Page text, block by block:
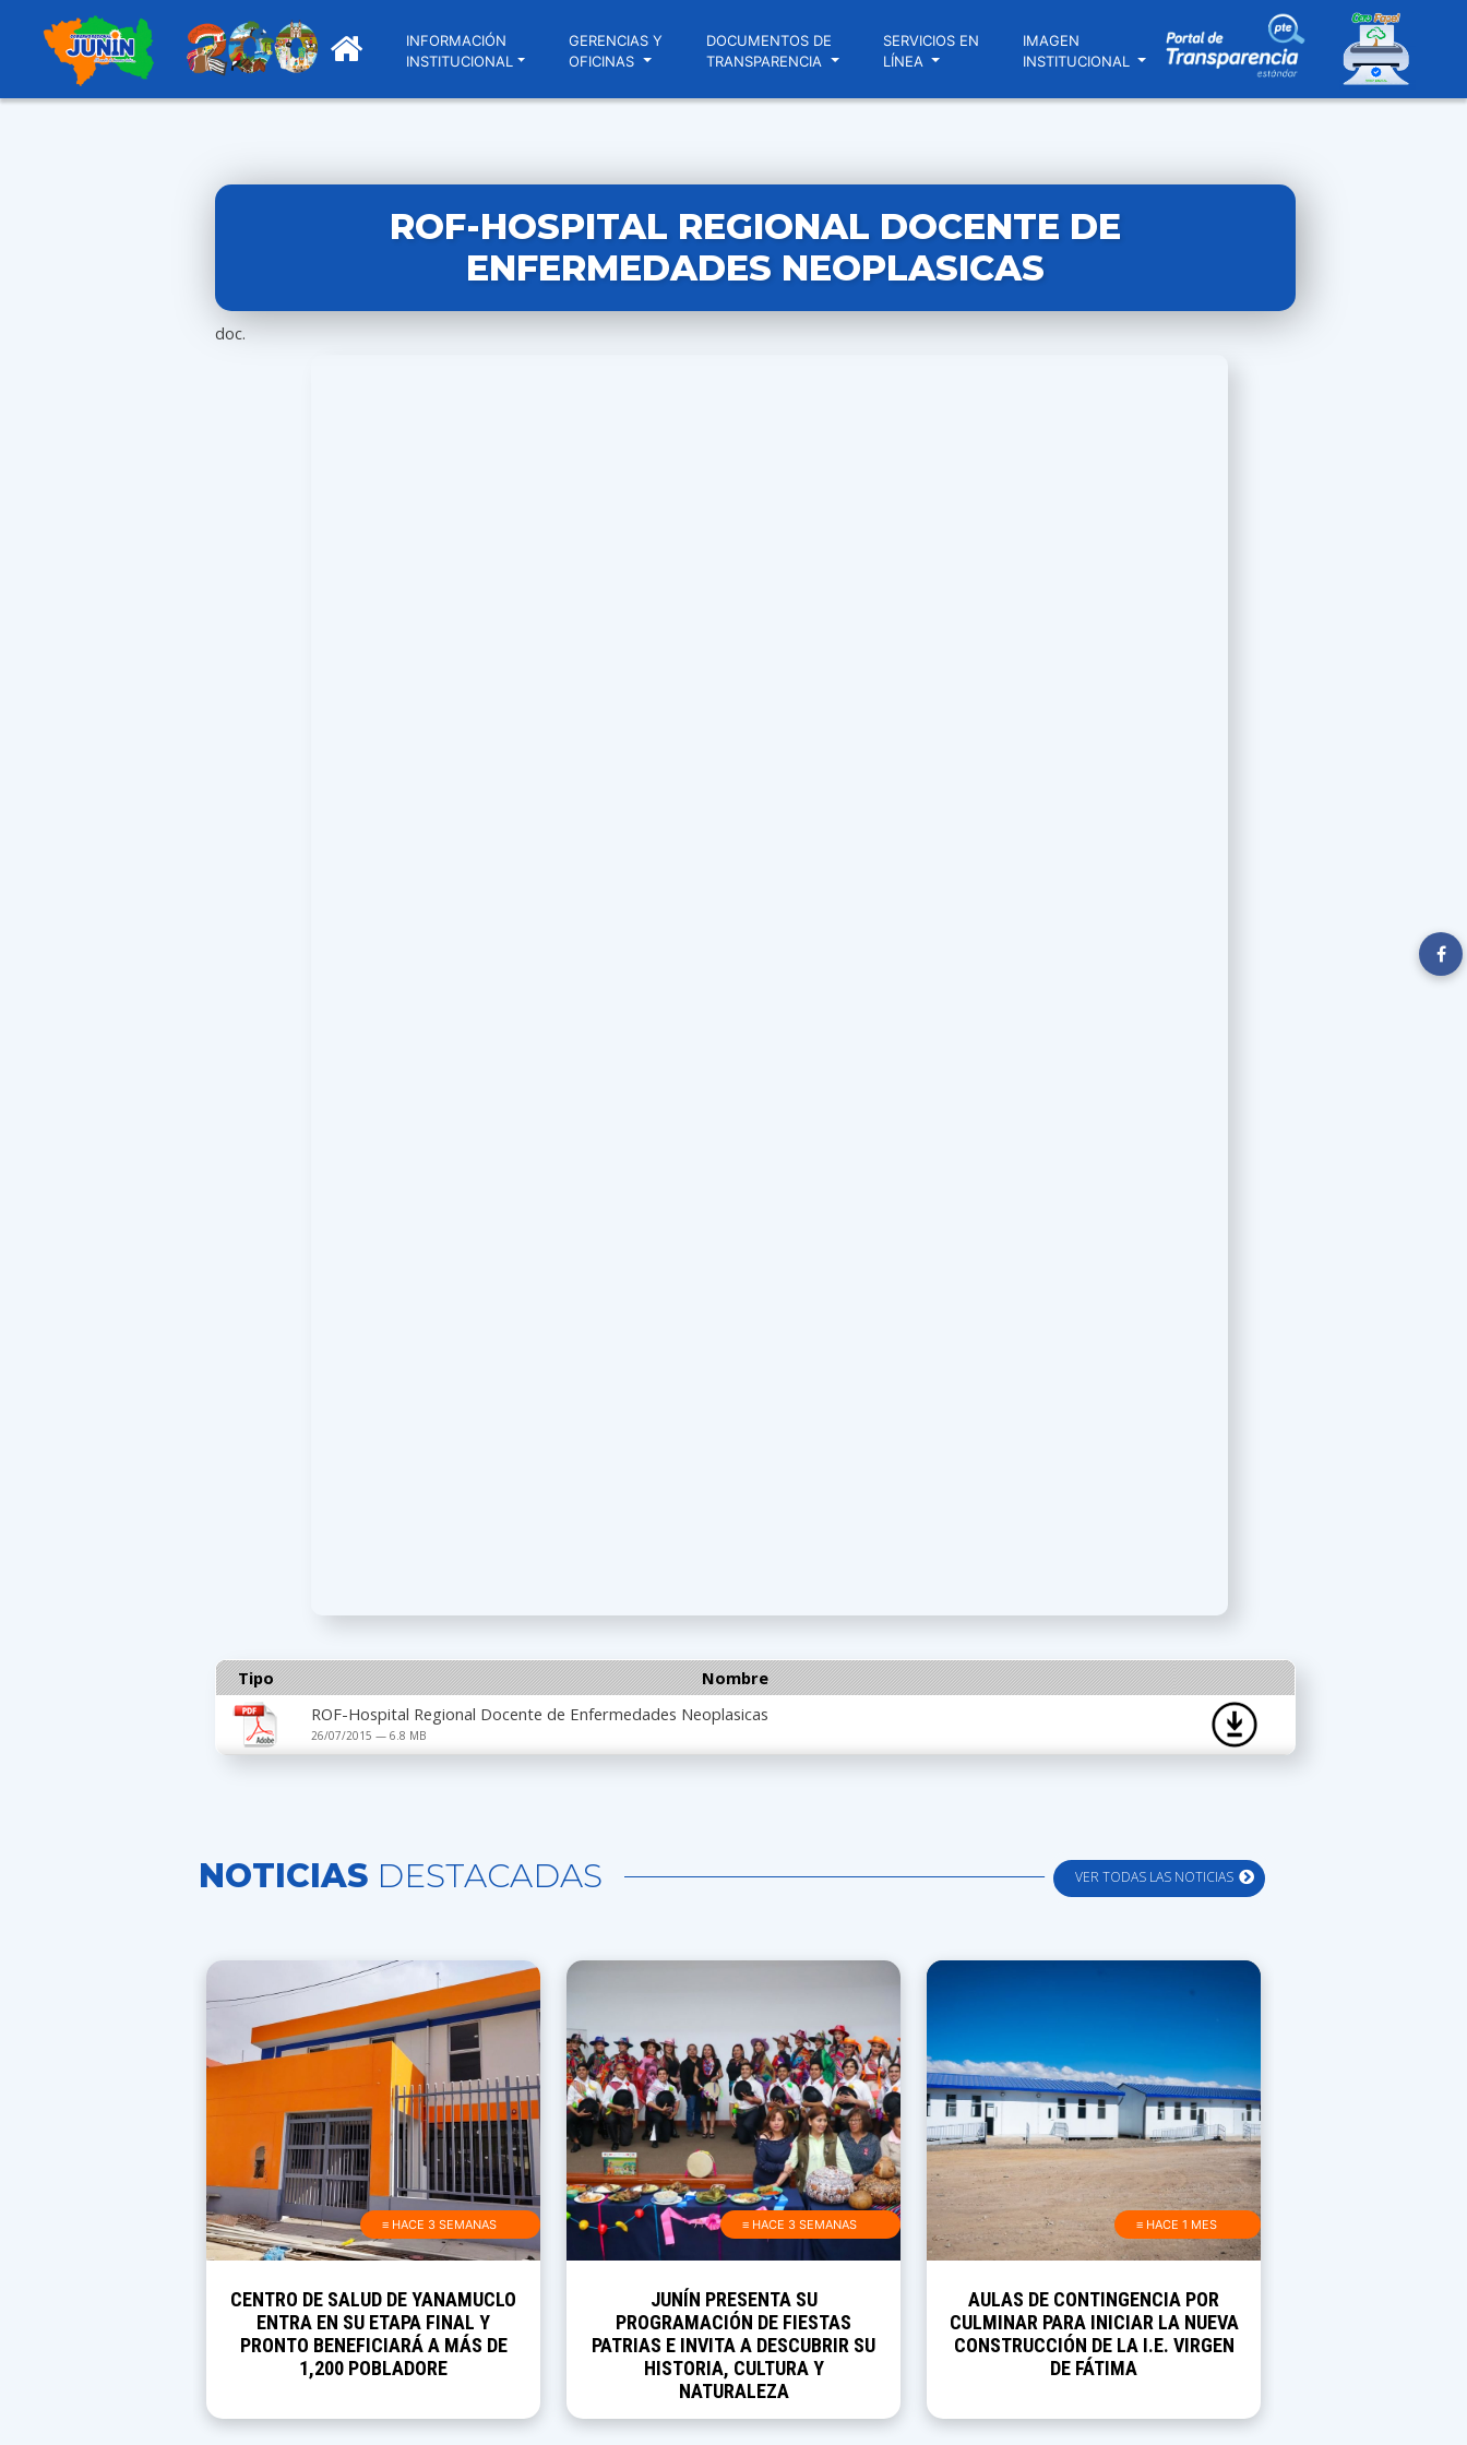
INFORMACIÓN
INSTITUCIONAL
GERENCIAS Y
OFICINAS
DOCUMENTOS DE
TRANSPARENCIA
SERVICIOS EN
LÍNEA
IMAGEN
INSTITUCIONAL
ROF-HOSPITAL REGIONAL DOCENTE DE
ENFERMEDADES NEOPLASICAS
doc.
Tipo
Nombre
ROF-Hospital Regional Docente de Enfermedades Neoplasicas
26/07/2015 — 6.8 MB
VER TODAS LAS NOTICIAS
NOTICIAS DESTACADAS
≡ HACE 3 SEMANAS
CENTRO DE SALUD DE YANAMUCLO
ENTRA EN SU ETAPA FINAL Y
PRONTO BENEFICIARÁ A MÁS DE
1,200 POBLADORE
≡ HACE 3 SEMANAS
JUNÍN PRESENTA SU
PROGRAMACIÓN DE FIESTAS
PATRIAS E INVITA A DESCUBRIR SU
HISTORIA, CULTURA Y
NATURALEZA
≡ HACE 1 MES
AULAS DE CONTINGENCIA POR
CULMINAR PARA INICIAR LA NUEVA
CONSTRUCCIÓN DE LA I.E. VIRGEN
DE FÁTIMA